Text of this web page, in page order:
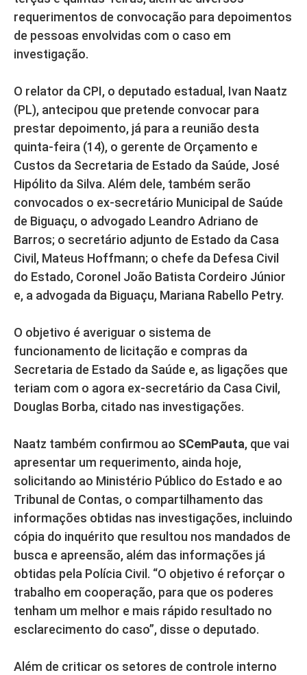
requerimentos de convocação para depoimentos
de pessoas envolvidas com o caso em
investigação.
O relator da CPI, o deputado estadual, Ivan Naatz
(PL), antecipou que pretende convocar para
prestar depoimento, já para a reunião desta
quinta-feira (14), o gerente de Orçamento e
Custos da Secretaria de Estado da Saúde, José
Hipólito da Silva. Além dele, também serão
convocados o ex-secretário Municipal de Saúde
de Biguaçu, o advogado Leandro Adriano de
Barros; o secretário adjunto de Estado da Casa
Civil, Mateus Hoffmann; o chefe da Defesa Civil
do Estado, Coronel João Batista Cordeiro Júnior
e, a advogada da Biguaçu, Mariana Rabello Petry.
O objetivo é averiguar o sistema de
funcionamento de licitação e compras da
Secretaria de Estado da Saúde e, as ligações que
teriam com o agora ex-secretário da Casa Civil,
Douglas Borba, citado nas investigações.
Naatz também confirmou ao SCemPauta, que vai
apresentar um requerimento, ainda hoje,
solicitando ao Ministério Público do Estado e ao
Tribunal de Contas, o compartilhamento das
informações obtidas nas investigações, incluindo
cópia do inquérito que resultou nos mandados de
busca e apreensão, além das informações já
obtidas pela Polícia Civil. “O objetivo é reforçar o
trabalho em cooperação, para que os poderes
tenham um melhor e mais rápido resultado no
esclarecimento do caso”, disse o deputado.
Além de criticar os setores de controle interno